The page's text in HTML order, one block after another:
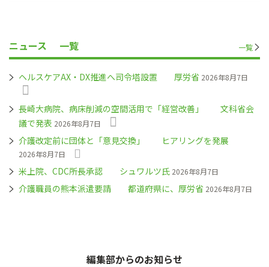
ニュース 一覧 一覧
ヘルスケアAX・DX推進へ司令塔設置 厚労省 2026年8月7日
長崎大病院、病床削減の空間活用で「経営改善」 文科省会
議で発表 2026年8月7日
介護改定前に団体と「意見交換」 ヒアリングを発展
2026年8月7日
米上院、CDC所長承認 シュワルツ氏 2026年8月7日
介護職員の熊本派遣要請 都道府県に、厚労省 2026年8月7日
編集部からのお知らせ